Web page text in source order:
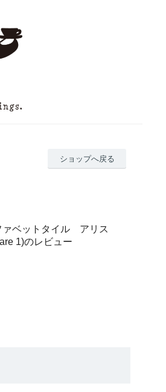
ショップへ戻る
ァベットタイル アリス
1)のレビュー